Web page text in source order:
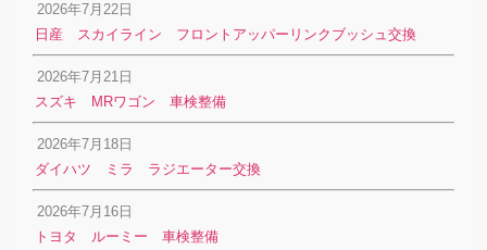
2026年7月22日
日産 スカイライン フロントアッパーリンクブッシュ交換
2026年7月21日
スズキ MRワゴン 車検整備
2026年7月18日
ダイハツ ミラ ラジエーター交換
2026年7月16日
トヨタ ルーミー 車検整備